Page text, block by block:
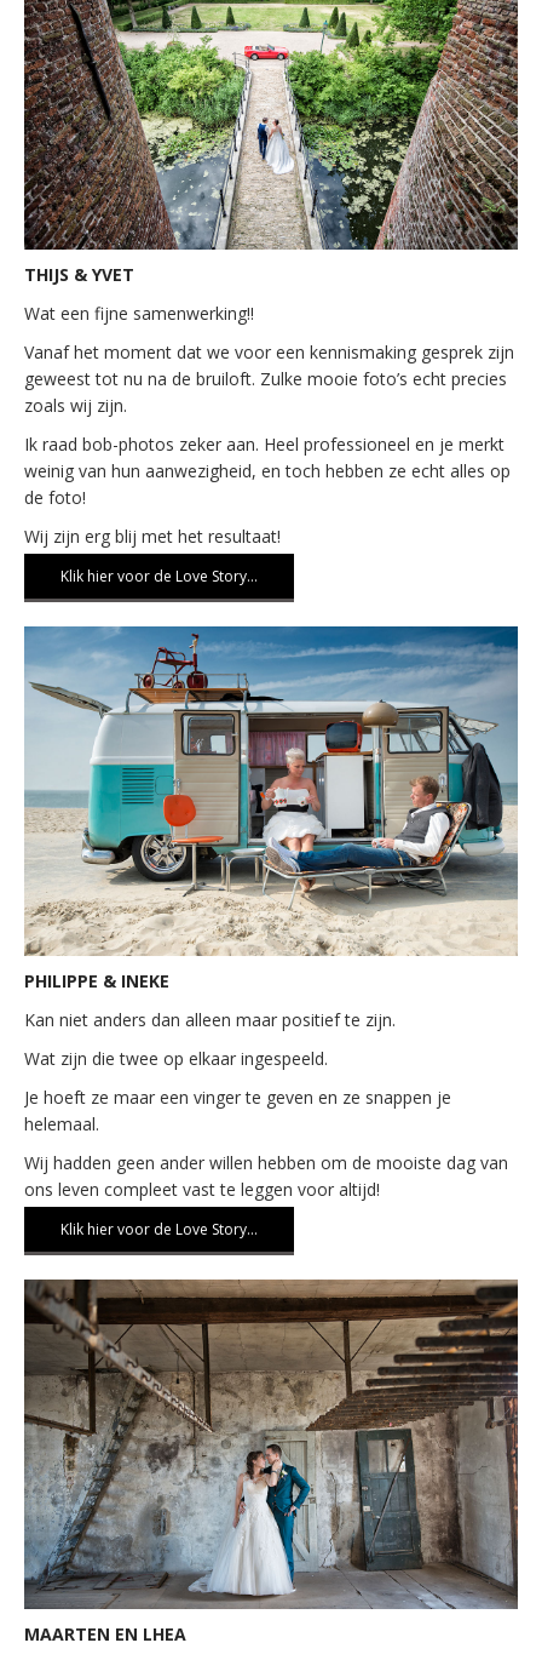
THIJS & YVET
Wat een fijne samenwerking!!
Vanaf het moment dat we voor een kennismaking gesprek zijn
geweest tot nu na de bruiloft. Zulke mooie foto’s echt precies
zoals wij zijn.
Ik raad bob-photos zeker aan. Heel professioneel en je merkt
weinig van hun aanwezigheid, en toch hebben ze echt alles op
de foto!
Wij zijn erg blij met het resultaat!
Klik hier voor de Love Story…
PHILIPPE & INEKE
Kan niet anders dan alleen maar positief te zijn.
Wat zijn die twee op elkaar ingespeeld.
Je hoeft ze maar een vinger te geven en ze snappen je
helemaal.
Wij hadden geen ander willen hebben om de mooiste dag van
ons leven compleet vast te leggen voor altijd!
Klik hier voor de Love Story…
MAARTEN EN LHEA